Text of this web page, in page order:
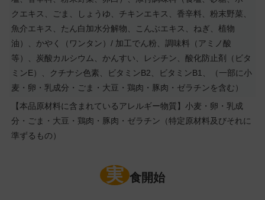
クエキス、ごま、しょうゆ、チキンエキス、香辛料、粉末野菜、
魚介エキス、たん白加水分解物、こんぶエキス、ねぎ、植物
油）、かやく（ワンタン）/ 加工でん粉、調味料（アミノ酸
等）、炭酸カルシウム、かんすい、レシチン、酸化防止剤（ビタ
ミンE）、クチナシ色素、ビタミンB2、ビタミンB1、（一部に小
麦・卵・乳成分・ごま・大豆・鶏肉・豚肉・ゼラチンを含む）
【本品原材料に含まれているアレルギー物質】小麦・卵・乳成
分・ごま・大豆・鶏肉・豚肉・ゼラチン（特定原材料及びそれに
準ずるもの）
実 食開始